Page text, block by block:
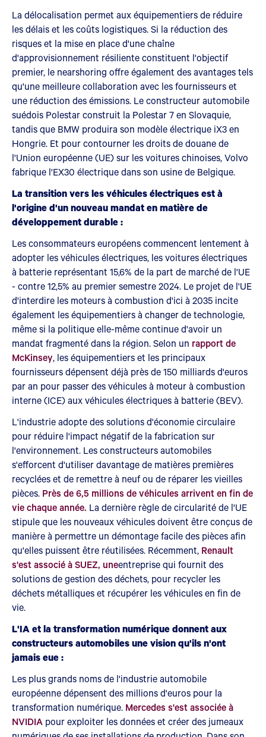
La délocalisation permet aux équipementiers de réduire
les délais et les coûts logistiques. Si la réduction des
risques et la mise en place d'une chaîne
d'approvisionnement résiliente constituent l'objectif
premier, le nearshoring offre également des avantages tels
qu'une meilleure collaboration avec les fournisseurs et
une réduction des émissions. Le constructeur automobile
suédois Polestar construit la Polestar 7 en Slovaquie,
tandis que BMW produira son modèle électrique iX3 en
Hongrie. Et pour contourner les droits de douane de
l'Union européenne (UE) sur les voitures chinoises, Volvo
fabrique l'EX30 électrique dans son usine de Belgique.
La transition vers les véhicules électriques est à
l'origine d'un nouveau mandat en matière de
développement durable :
Les consommateurs européens commencent lentement à
adopter les véhicules électriques, les voitures électriques
à batterie représentant 15,6% de la part de marché de l'UE
- contre 12,5% au premier semestre 2024. Le projet de l'UE
d'interdire les moteurs à combustion d'ici à 2035 incite
également les équipementiers à changer de technologie,
même si la politique elle-même continue d'avoir un
mandat fragmenté dans la région. Selon un rapport de
McKinsey, les équipementiers et les principaux
fournisseurs dépensent déjà près de 150 milliards d'euros
par an pour passer des véhicules à moteur à combustion
interne (ICE) aux véhicules électriques à batterie (BEV).
L'industrie adopte des solutions d'économie circulaire
pour réduire l'impact négatif de la fabrication sur
l'environnement. Les constructeurs automobiles
s'efforcent d'utiliser davantage de matières premières
recyclées et de remettre à neuf ou de réparer les vieilles
pièces. Près de 6,5 millions de véhicules arrivent en fin de
vie chaque année. La dernière règle de circularité de l'UE
stipule que les nouveaux véhicules doivent être conçus de
manière à permettre un démontage facile des pièces afin
qu'elles puissent être réutilisées. Récemment, Renault
s'est associé à SUEZ, uneentreprise qui fournit des
solutions de gestion des déchets, pour recycler les
déchets métalliques et récupérer les véhicules en fin de
vie.
L'IA et la transformation numérique donnent aux
constructeurs automobiles une vision qu'ils n'ont
jamais eue :
Les plus grands noms de l'industrie automobile
européenne dépensent des millions d'euros pour la
transformation numérique. Mercedes s'est associée à
NVIDIA pour exploiter les données et créer des jumeaux